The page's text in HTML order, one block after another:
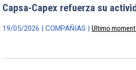
Capsa-Capex refuerza su
19/05/2026 | COMPAÑIAS | Ultimo